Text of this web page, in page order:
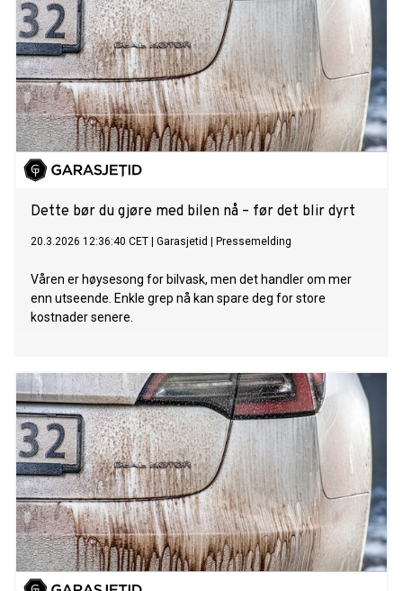
Dette bør du gjøre med bilen nå – før det blir dyrt
20.3.2026 12:36:40 CET Garasjetid Pressemelding
Våren er høysesong for bilvask, men det handler om mer
enn utseende. Enkle grep nå kan spare deg for store
kostnader senere.